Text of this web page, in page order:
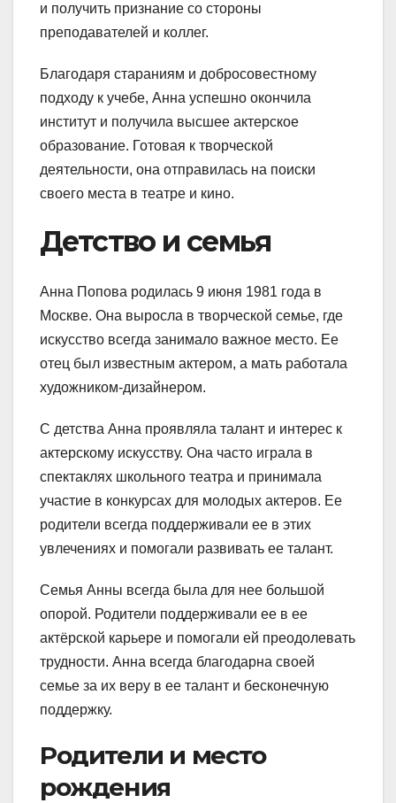
и получить признание со стороны
преподавателей и коллег.
Благодаря стараниям и добросовестному
подходу к учебе, Анна успешно окончила
институт и получила высшее актерское
образование. Готовая к творческой
деятельности, она отправилась на поиски
своего места в театре и кино.
Детство и семья
Анна Попова родилась 9 июня 1981 года в
Москве. Она выросла в творческой семье, где
искусство всегда занимало важное место. Ее
отец был известным актером, а мать работала
художником-дизайнером.
С детства Анна проявляла талант и интерес к
актерскому искусству. Она часто играла в
спектаклях школьного театра и принимала
участие в конкурсах для молодых актеров. Ее
родители всегда поддерживали ее в этих
увлечениях и помогали развивать ее талант.
Семья Анны всегда была для нее большой
опорой. Родители поддерживали ее в ее
актёрской карьере и помогали ей преодолевать
трудности. Анна всегда благодарна своей
семье за их веру в ее талант и бесконечную
поддержку.
Родители и место
рождения